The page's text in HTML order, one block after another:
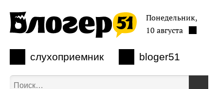
слухоприемник bloger51
Понедельник,
10 августа